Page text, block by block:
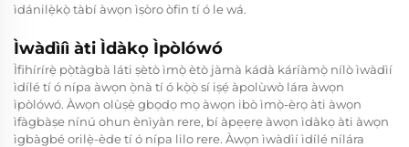
ìdánilẹ̀kọ̀ tàbí àwọn ìṣòro òfin tí ó le wá.
Ìwàdìíì àti Ìdàkọ Ìpòlówó
Ìfihírírẹ̀ pọ̀tàgbà láti ṣètò ìmọ̀ ètò jàmà kádà káríàmọ̀ nílò ìwàdìí
ìdílé tí ó nípa àwọn ọ̀nà tí ó kọ̀ọ̀ sí iṣẹ́ àpolùwò lára àwọn
ìpòlówó. Àwọn olùṣẹ̀ gbọdọ mọ àwọn ibò ìmọ̀-èrọ àti àwọn
ìfàgbàṣe nínú ohun ènìyàn rere, bí àpẹẹrẹ àwọn ìdàkọ àti àwọn
ìgbàgbé orilẹ̀-ède tí ó nípa lilo rere. Àwọn ìwàdìí ìdílé nílára